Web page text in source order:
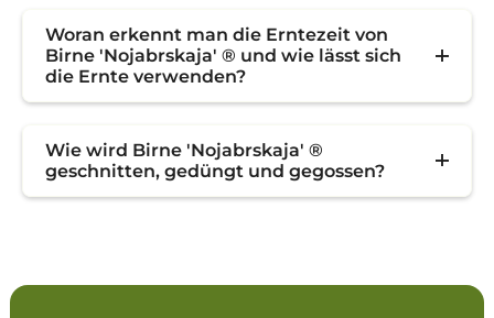
Woran erkennt man die Erntezeit von
Birne 'Nojabrskaja' ® und wie lässt sich
die Ernte verwenden?
Wie wird Birne 'Nojabrskaja' ®
geschnitten, gedüngt und gegossen?